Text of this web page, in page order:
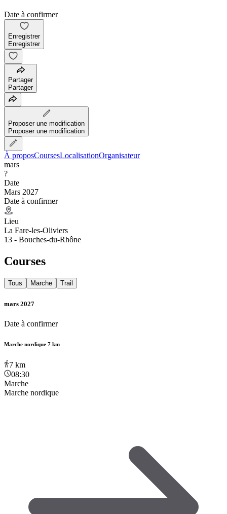
Date à confirmer
Enregistrer
Enregistrer
Partager
Partager
Proposer une modification
Proposer une modification
À proposCoursesLocalisationOrganisateur
mars
?
Date
Mars 2027
Date à confirmer
Lieu
La Fare-les-Oliviers
13 - Bouches-du-Rhône
Courses
Tous Marche Trail
mars 2027
Date à confirmer
Marche nordique 7 km
7 km
08:30
Marche
Marche nordique